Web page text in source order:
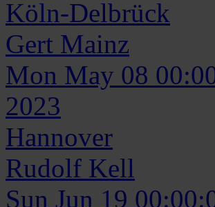
Köln-Delbrück
Gert Mainz
Mon May 08
2023
Hannover
Rudolf Kell
Sun Jun 19